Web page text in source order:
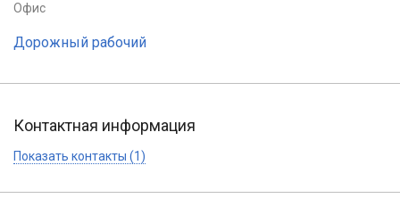
Офис
Дорожный рабочий
Контактная информация
Показать контакты (1)